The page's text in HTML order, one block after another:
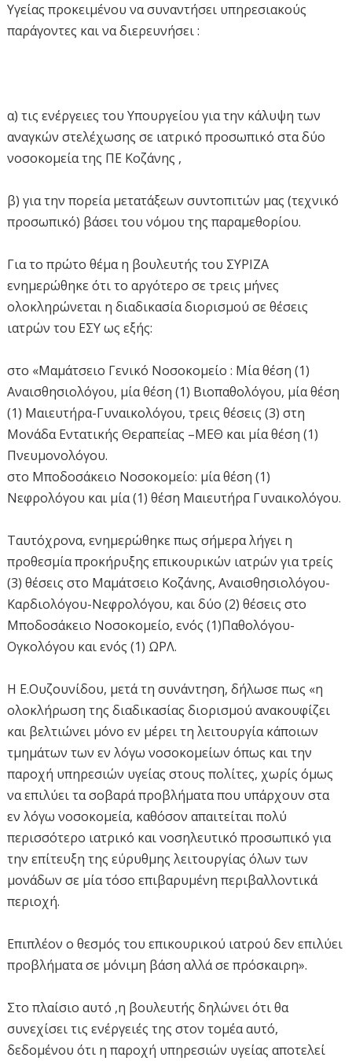
Υγείας προκειμένου να συναντήσει υπηρεσιακούς
παράγοντες και να διερευνήσει :
α) τις ενέργειες του Υπουργείου για την κάλυψη των
αναγκών στελέχωσης σε ιατρικό προσωπικό στα δύο
νοσοκομεία της ΠΕ Κοζάνης ,
β) για την πορεία μετατάξεων συντοπιτών μας (τεχνικό
προσωπικό) βάσει του νόμου της παραμεθορίου.
Για το πρώτο θέμα η βουλευτής του ΣΥΡΙΖΑ
ενημερώθηκε ότι το αργότερο σε τρεις μήνες
ολοκληρώνεται η διαδικασία διορισμού σε θέσεις
ιατρών του ΕΣΥ ως εξής:
στο «Μαμάτσειο Γενικό Νοσοκομείο : Μία θέση (1)
Αναισθησιολόγου, μία θέση (1) Βιοπαθολόγου, μία θέση
(1) Μαιευτήρα-Γυναικολόγου, τρεις θέσεις (3) στη
Μονάδα Εντατικής Θεραπείας –ΜΕΘ και μία θέση (1)
Πνευμονολόγου.
στο Μποδοσάκειο Νοσοκομείο: μία θέση (1)
Νεφρολόγου και μία (1) θέση Μαιευτήρα Γυναικολόγου.
Ταυτόχρονα, ενημερώθηκε πως σήμερα λήγει η
προθεσμία προκήρυξης επικουρικών ιατρών για τρείς
(3) θέσεις στο Μαμάτσειο Κοζάνης, Αναισθησιολόγου-
Καρδιολόγου-Νεφρολόγου, και δύο (2) θέσεις στο
Μποδοσάκειο Νοσοκομείο, ενός (1)Παθολόγου-
Ογκολόγου και ενός (1) ΩΡΛ.
Η Ε.Ουζουνίδου, μετά τη συνάντηση, δήλωσε πως «η
ολοκλήρωση της διαδικασίας διορισμού ανακουφίζει
και βελτιώνει μόνο εν μέρει τη λειτουργία κάποιων
τμημάτων των εν λόγω νοσοκομείων όπως και την
παροχή υπηρεσιών υγείας στους πολίτες, χωρίς όμως
να επιλύει τα σοβαρά προβλήματα που υπάρχουν στα
εν λόγω νοσοκομεία, καθόσον απαιτείται πολύ
περισσότερο ιατρικό και νοσηλευτικό προσωπικό για
την επίτευξη της εύρυθμης λειτουργίας όλων των
μονάδων σε μία τόσο επιβαρυμένη περιβαλλοντικά
περιοχή.
Επιπλέον ο θεσμός του επικουρικού ιατρού δεν επιλύει
προβλήματα σε μόνιμη βάση αλλά σε πρόσκαιρη».
Στο πλαίσιο αυτό ,η βουλευτής δηλώνει ότι θα
συνεχίσει τις ενέργειές της στον τομέα αυτό,
δεδομένου ότι η παροχή υπηρεσιών υγείας αποτελεί